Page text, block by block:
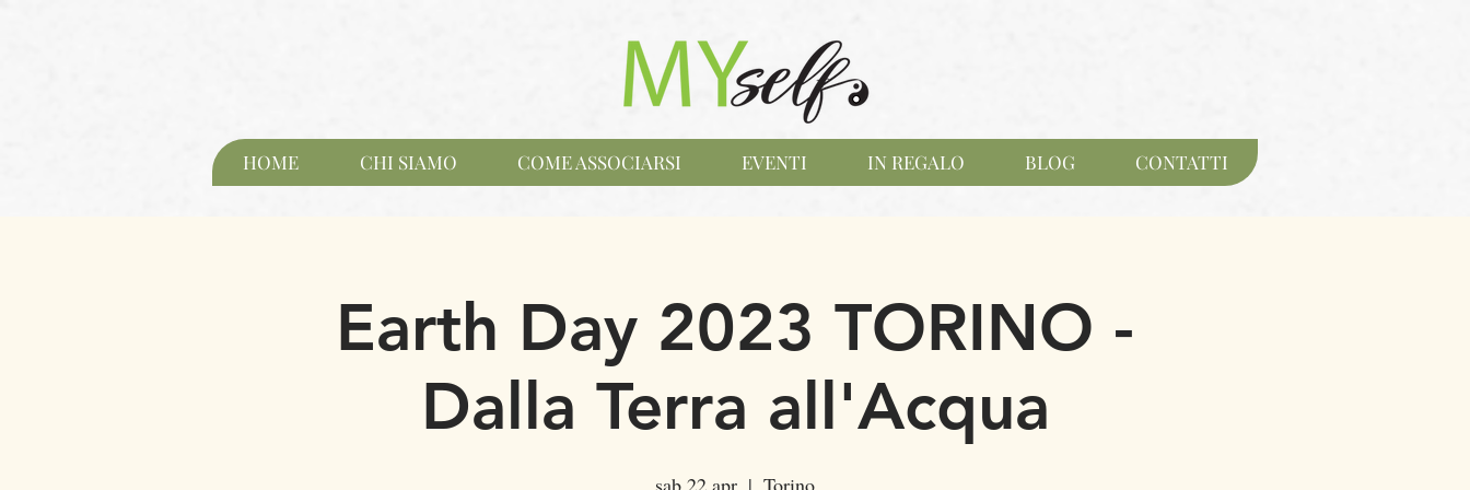
HOME CHI SIAMO COME ASSOCIARSI EVENTI IN REGALO BLOG CONTATTI
Earth Day 2023 TORINO -
Dalla Terra all'Acqua
sab 22 apr
  |
Torino